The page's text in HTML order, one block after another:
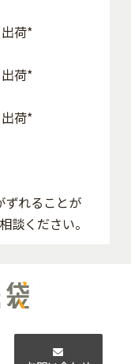
荷*
荷*
荷*
ずれることが
談ください。